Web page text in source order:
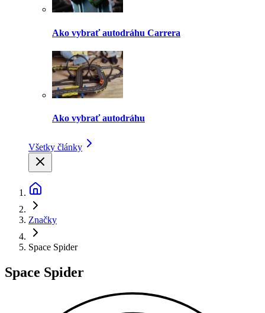
Ako vybrať autodráhu Carrera
Ako vybrať autodráhu
Všetky články
Značky
Space Spider
Space Spider